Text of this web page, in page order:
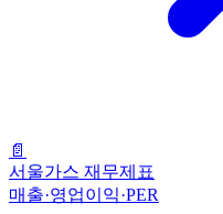
📄
서울가스 재무제표
매출·영업이익·PER